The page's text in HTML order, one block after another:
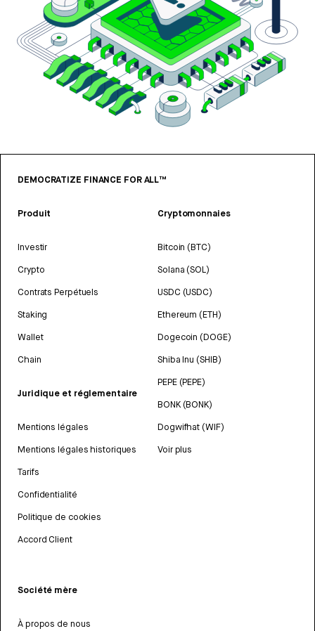
DEMOCRATIZE FINANCE FOR ALL™
Produit
Investir
Crypto
Contrats Perpétuels
Staking
Wallet
Chain
Juridique et réglementaire
Mentions légales
Mentions légales historiques
Tarifs
Confidentialité
Politique de cookies
Accord Client
Cryptomonnaies
Bitcoin (BTC)
Solana (SOL)
USDC (USDC)
Ethereum (ETH)
Dogecoin (DOGE)
Shiba Inu (SHIB)
PEPE (PEPE)
BONK (BONK)
Dogwifhat (WIF)
Voir plus
Société mère
À propos de nous